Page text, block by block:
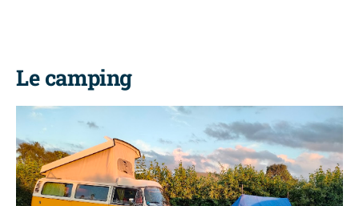
Le camping